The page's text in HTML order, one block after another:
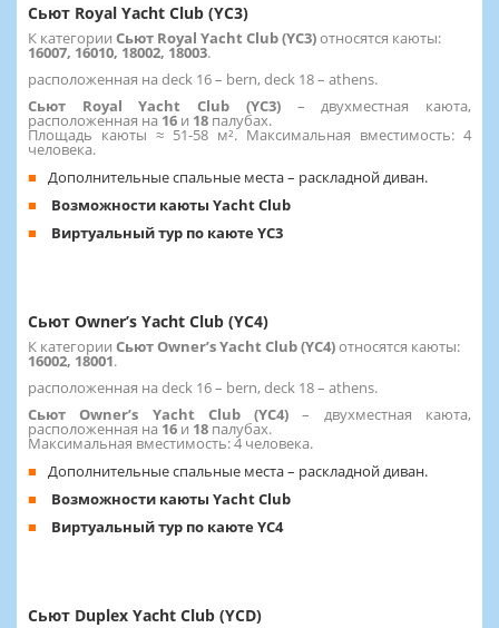
Сьют Royal Yacht Club (YC3)
К категории Сьют Royal Yacht Club (YC3)относятся каюты:
16007, 16010, 18002, 18003.
расположенная на deck 16 – bern, deck 18 – athens.
Сьют Royal Yacht Club (YC3) – двухместная каюта,
расположенная на 16 и 18 палубах.
Площадь каюты ≈ 51-58 м². Максимальная вместимость: 4
человека.
Дополнительные спальные места – раскладной диван.
Возможности каюты Yacht Club
Виртуальный тур по каюте YC3
Сьют Owner’s Yacht Club (YC4)
К категории Сьют Owner’s Yacht Club (YC4)относятся каюты:
16002, 18001.
расположенная на deck 16 – bern, deck 18 – athens.
Сьют Owner’s Yacht Club (YC4)– двухместная каюта,
расположенная на 16 и 18 палубах.
Максимальная вместимость: 4 человека.
Дополнительные спальные места – раскладной диван.
Возможности каюты Yacht Club
Виртуальный тур по каюте YC4
Сьют Duplex Yacht Club (YCD)